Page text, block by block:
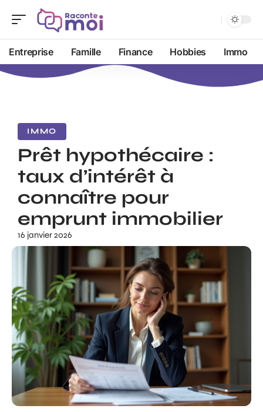
Entreprise Famille Finance Hobbies Immo
IMMO
Prêt hypothécaire :
taux d’intérêt à
connaître pour
emprunt immobilier
16 janvier 2026